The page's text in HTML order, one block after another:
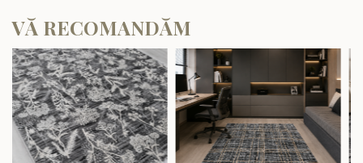
VĂ RECOMANDĂM